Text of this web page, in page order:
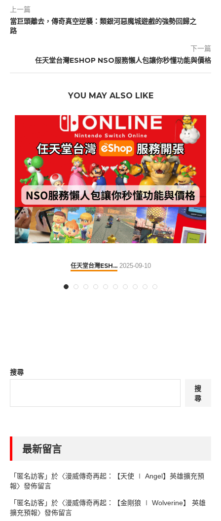
上一篇
當巨頭離去，傳奇真空逆襲：類銀河惡魔城遊戲的強勢回歸之
路
下一篇
任天堂台灣ESHOP NSO服務懶人包讓你秒懂功能與價格
YOU MAY ALSO LIKE
任天堂台灣ESH... 2025-09-10
搜尋
搜
尋
最新留言
「匿名訪客」於〈漫威傳奇再起：【天使 ∣ Angel】英雄擴充預
報〉發佈留言
「匿名訪客」於〈漫威傳奇再起：【金剛狼 ∣ Wolverine】 英雄
擴充預報〉發佈留言